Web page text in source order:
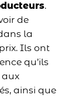
.
de
la
Ils ont
qu’ils
ainsi que